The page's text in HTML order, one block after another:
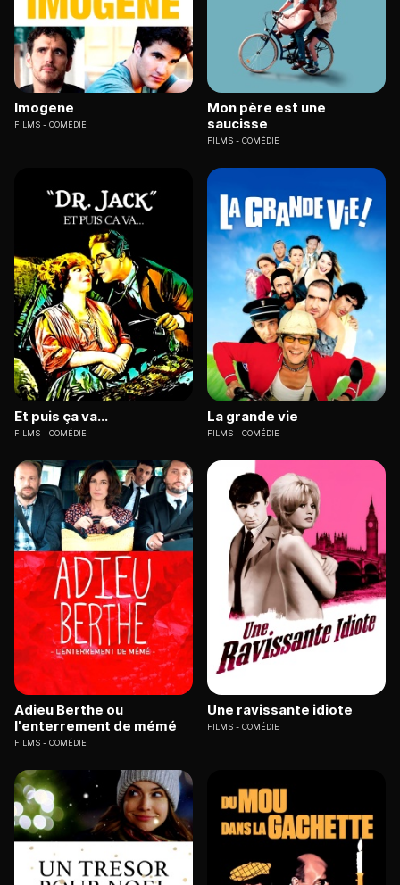
Imogene
FILMS COMÉDIE
Mon père est une
saucisse
FILMS COMÉDIE
Et puis ça va...
FILMS COMÉDIE
La grande vie
FILMS COMÉDIE
Adieu Berthe ou
l'enterrement de mémé
FILMS COMÉDIE
Une ravissante idiote
FILMS COMÉDIE